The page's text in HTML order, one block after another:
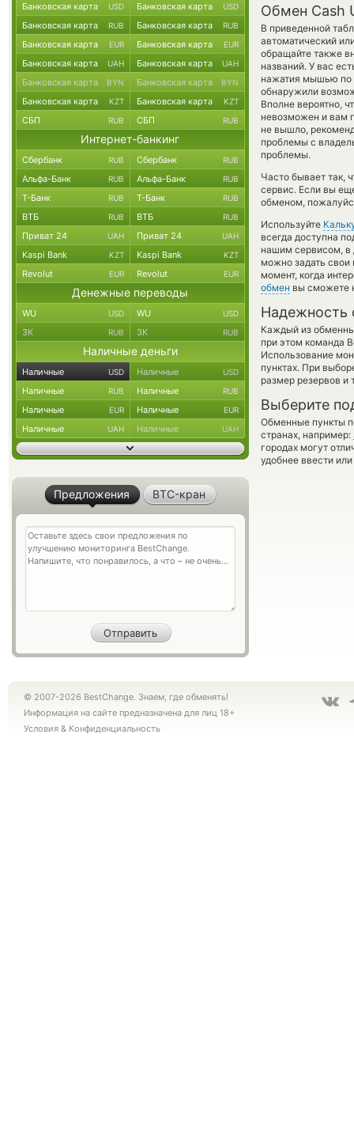
Обмен Cash
В приведенной
автоматический
обращайте также
названий. У вас
нажатия мышью по
обнаружили
Вполне вероятно,
невозможен и вам
не вышло,
проблемы с
проблемы.
Часто бывает так,
сервис. Если вы
обменом,
Используйте
всегда доступна
нашим сервисом,
можно задать свои
момент, когда
обмен вы сможете
Надежность
Каждый из
при этом команда
Использование
пунктах. При
размер резервов и
Выберите
Обменные пункты
странах, например:
городах могут
удобнее ввести
Банковская карта USD Банковская карта USD
Банковская карта RUB Банковская карта RUB
Банковская карта EUR Банковская карта EUR
Банковская карта UAH Банковская карта UAH
Банковская карта BYN Банковская карта BYN
Банковская карта KZT Банковская карта KZT
СБП RUB СБП RUB
Интернет-банкинг
Сбербанк RUB Сбербанк RUB
Альфа-Банк RUB Альфа-Банк RUB
Т-Банк RUB Т-Банк RUB
ВТБ RUB ВТБ RUB
Приват 24 UAH Приват 24 UAH
Kaspi Bank KZT Kaspi Bank KZT
Revolut EUR Revolut EUR
Денежные переводы
WU USD WU USD
ЗК RUB ЗК RUB
Наличные деньги
Наличные USD Наличные USD
Наличные RUB Наличные RUB
Наличные EUR Наличные EUR
Наличные UAH Наличные UAH
Предложения BTC-кран
© 2007-2026 BestChange. Знаем, где обменять!
Информация на сайте предназначена для лиц 18+
Условия & Конфиденциальность